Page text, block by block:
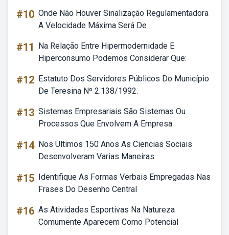
#10 Onde Não Houver Sinalização Regulamentadora
A Velocidade Máxima Será De
#11
Na Relação Entre Hipermodernidade E
Hiperconsumo Podemos Considerar Que:
#12 Estatuto Dos Servidores Públicos Do Município
De Teresina Nº 2.138/1992.
#13 Sistemas Empresariais São Sistemas Ou
Processos Que Envolvem A Empresa
#14 Nos Ultimos 150 Anos As Ciencias Sociais
Desenvolveram Varias Maneiras
#15 Identifique As Formas Verbais Empregadas Nas
Frases Do Desenho Central
#16 As Atividades Esportivas Na Natureza
Comumente Aparecem Como Potencial